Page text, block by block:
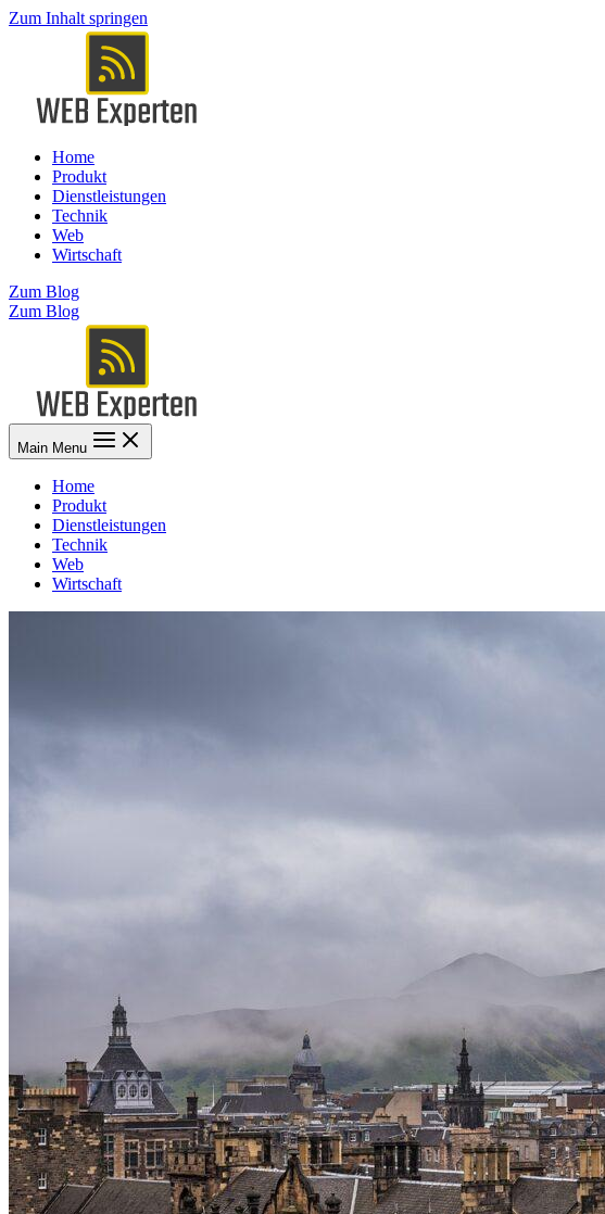
Zum Inhalt springen
Home
Produkt
Dienstleistungen
Technik
Web
Wirtschaft
Zum Blog
Zum Blog
Main Menu
Home
Produkt
Dienstleistungen
Technik
Web
Wirtschaft